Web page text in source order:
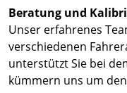
Beratung und
Unser erfahrenes
verschiedenen
unterstützt Sie bei
kümmern uns um